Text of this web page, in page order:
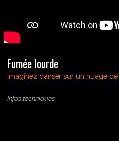
Fumée lourde
Imaginez danser sur un nuage
Infos techniques